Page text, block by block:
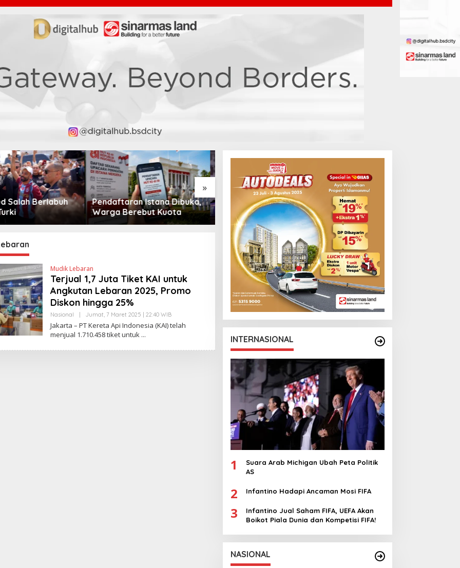
»
Istana Dibuka,
Kuota
Suara Arab Michigan Ubah
Peta Politik AS
Debut Manis Jeremy
Monga Bersama
Manchester City
Mudik Lebaran
Terjual 1,7 Juta Tiket KAI untuk
Angkutan Lebaran 2025, Promo
Diskon hingga 25%
Nasional | Jumat, 7 Maret 2025 | 22:40 WIBO
E
D
Jakarta – PT Kereta Api Indonesia (KAI) telah
menjual 1.710.458 tiket untuk
INTERNASIONAL
1
Suara Arab Michigan Ubah Peta Politik
AS
2 Infantino Hadapi Ancaman Mosi FIFA
3
Infantino Jual Saham FIFA, UEFA Akan
Boikot Piala Dunia dan Kompetisi FIFA!
NASIONAL